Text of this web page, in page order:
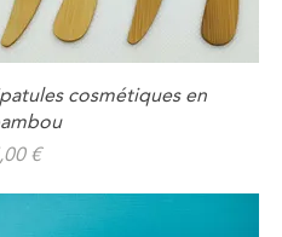
Aperçu rapide
cosmétiques en
€